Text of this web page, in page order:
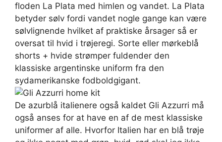
floden La Plata med himlen og vandet. La Plata
betyder sølv fordi vandet nogle gange kan være
sølvlignende hvilket af praktiske årsager så er
oversat til hvid i trøjeregi. Sorte eller mørkeblå
shorts + hvide strømper fuldender den
klassiske argentinske uniform fra den
sydamerikanske fodboldgigant.
De azurblå italienere også kaldet Gli Azzurri må
også anses for at have en af de mest klassiske
uniformer af alle. Hvorfor Italien har en blå trøje